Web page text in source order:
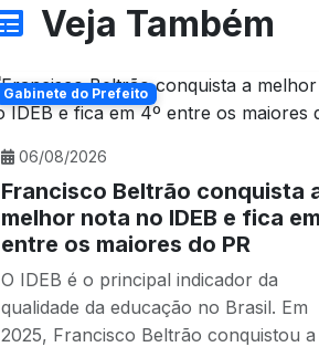
Veja Também
Gabinete do Prefeito
06/08/2026
Francisco Beltrão conquista
melhor nota no IDEB e fica
entre os maiores do PR
O IDEB é o principal indicador da
qualidade da educação no Brasil. Em
2025, Francisco Beltrão conquistou a